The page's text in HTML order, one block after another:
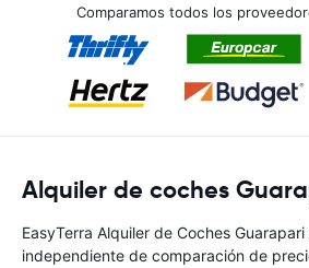
Comparamos todos los
Alquiler de coches
EasyTerra Alquiler de Coches
independiente de comparación de